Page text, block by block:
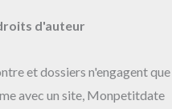
d'auteur
et dossiers n'engagent que
avec un site, Monpetitdate